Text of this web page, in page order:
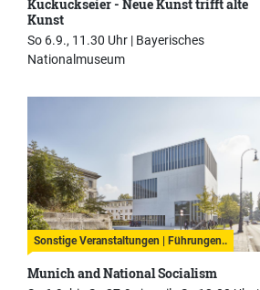
Kuckuckseier - Neue Kunst trifft alte
Kunst
So 6.9., 11.30 Uhr | Bayerisches
Nationalmuseum
Sonstige Veranstaltungen | Führungen..
Munich and National Socialism